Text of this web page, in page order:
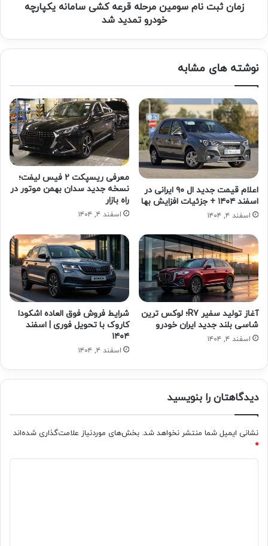
زمان ثبت نام سومین مرحله قرعه کشی سامانه یکپارچه
خودرو تمدید شد
نوشته های مشابه
اعلام قیمت جدید ال ۹۰ ایرانی در
اسفند ۱۴۰۴ + جزئیات افزایش بها
اسفند ۴, ۱۴۰۴
معرفی ریسپکت ۲ فیس لیفت؛
نسخه جدید سدان بهمن موتور در
راه بازار
اسفند ۴, ۱۴۰۴
آغاز تولید سفیر R7؛ لوکس ترین
شاسی بلند جدید ایران خودرو
اسفند ۴, ۱۴۰۴
شرایط فروش فوق العاده اشکودا
کاروک با تحویل فوری | اسفند
۱۴۰۴
اسفند ۴, ۱۴۰۴
دیدگاهتان را بنویسید
نشانی ایمیل شما منتشر نخواهد شد. بخش‌های موردنیاز علامت‌گذاری شده‌اند
*